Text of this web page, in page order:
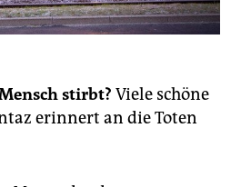
stirbt? Viele schöne
erinnert an die Toten